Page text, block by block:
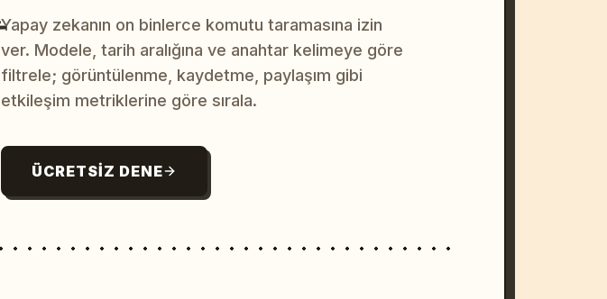
Yapay zekanın on binlerce komutu taramasına izin
ver. Modele, tarih aralığına ve anahtar kelimeye göre
filtrele; görüntülenme, kaydetme, paylaşım gibi
etkileşim metriklerine göre sırala.
ÜCRETSIZ DENE